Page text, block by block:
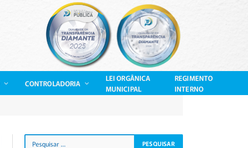
CONTROLADORIA
LEI ORGÂNICA
MUNICIPAL
REGIMENTO
INTERNO